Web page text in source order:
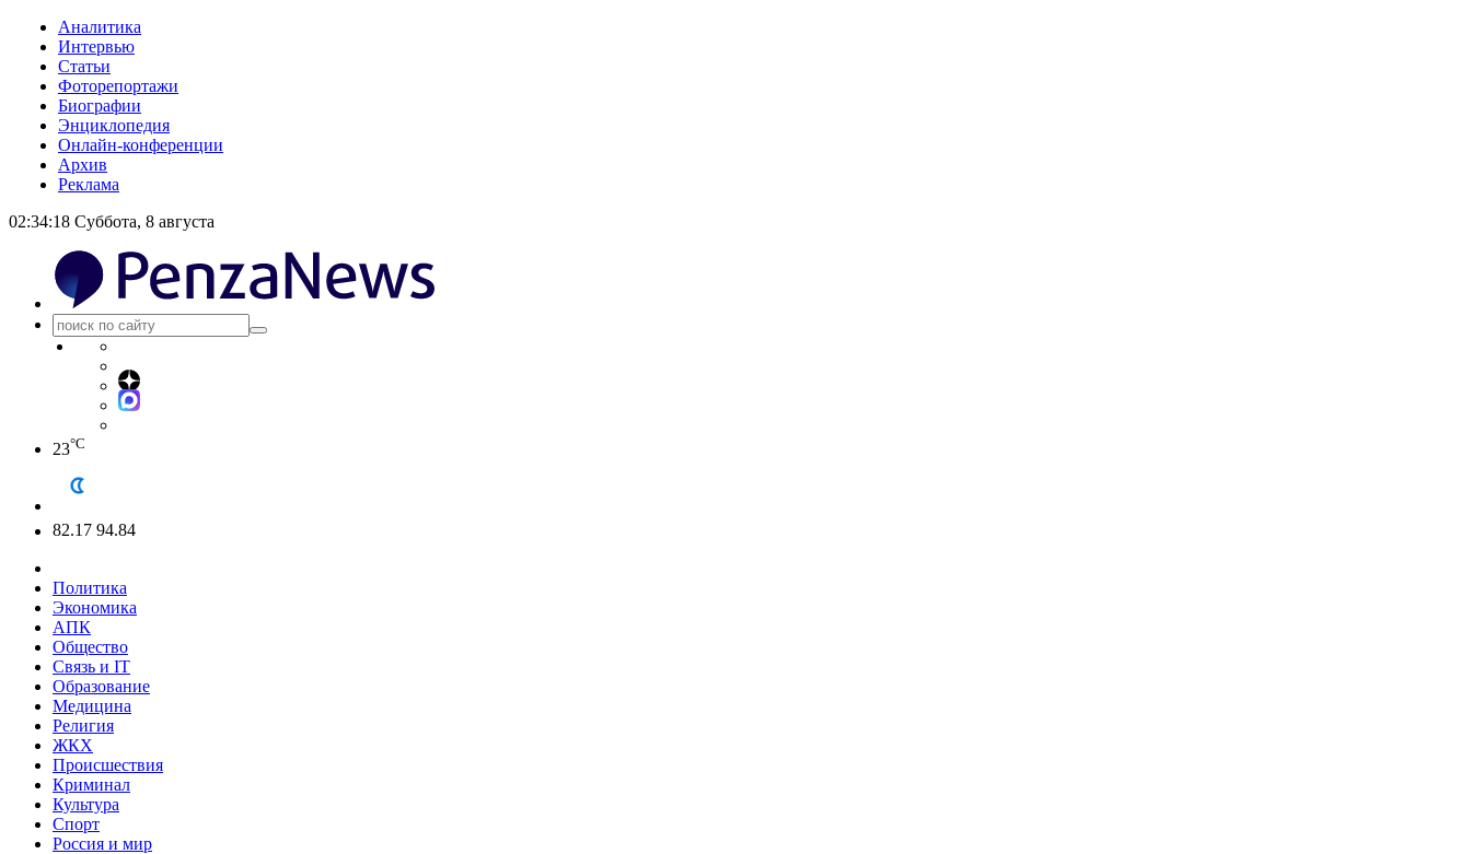
Аналитика
Интервью
Статьи
Фоторепортажи
Биографии
Энциклопедия
Онлайн-конференции
Архив
Реклама
02:34:18 Суббота, 8 августа
23°C
82.17 94.84
Политика
Экономика
АПК
Общество
Связь и IT
Образование
Медицина
Религия
ЖКХ
Происшествия
Криминал
Культура
Спорт
Россия и мир